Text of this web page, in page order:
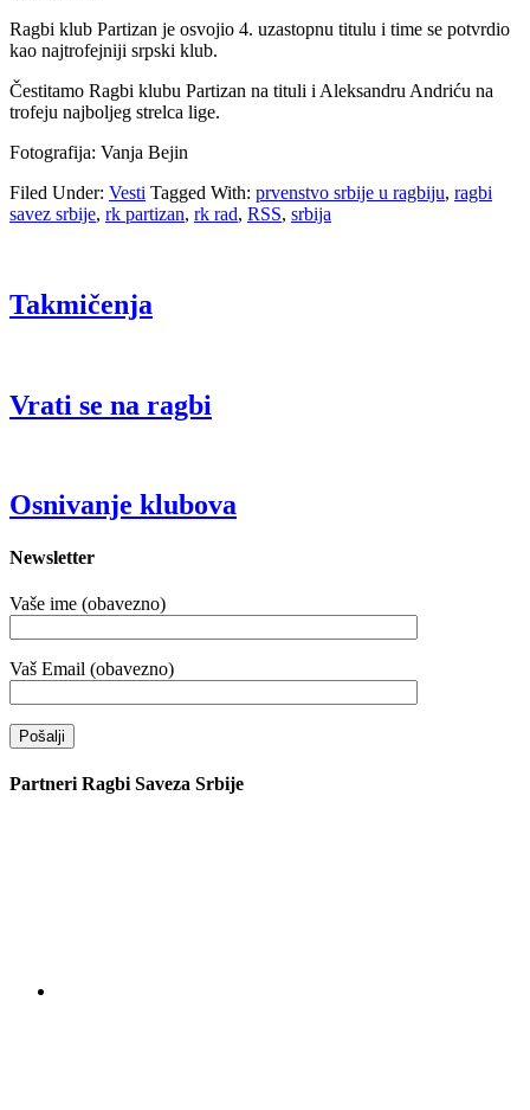
Ragbi klub Partizan je osvojio 4. uzastopnu titulu i time se potvrdio
kao najtrofejniji srpski klub.
Čestitamo Ragbi klubu Partizan na tituli i Aleksandru Andriću na
trofeju najboljeg strelca lige.
Fotografija: Vanja Bejin
Filed Under: Vesti Tagged With: prvenstvo srbije u ragbiju, ragbi
savez srbije, rk partizan, rk rad, RSS, srbija
Takmičenja
Vrati se na ragbi
Osnivanje klubova
Newsletter
Vaše ime (obavezno)
Vaš Email (obavezno)
Partneri Ragbi Saveza Srbije